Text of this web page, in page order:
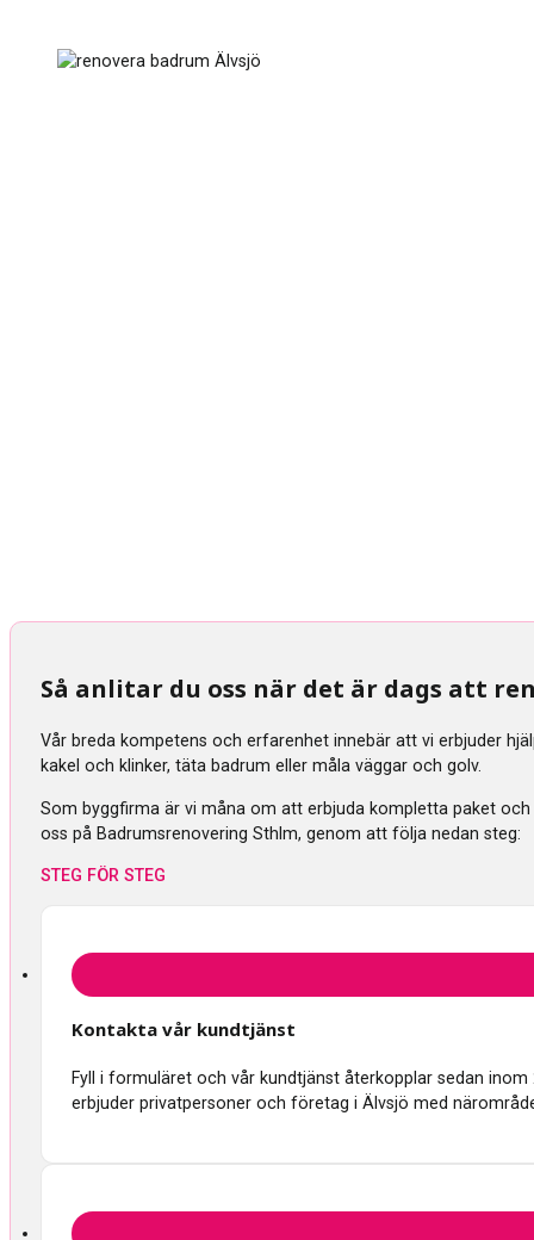
Så anlitar du oss när det är dags att
Vår breda kompetens och erfarenhet innebär att vi erbjuder
kakel och klinker, täta badrum eller måla väggar och golv.
Som byggfirma är vi måna om att erbjuda kompletta paket
oss på Badrumsrenovering Sthlm, genom att följa nedan steg:
STEG FÖR STEG
Kontakta vår kundtjänst
Fyll i formuläret och vår kundtjänst återkopplar sedan
erbjuder privatpersoner och företag i Älvsjö med